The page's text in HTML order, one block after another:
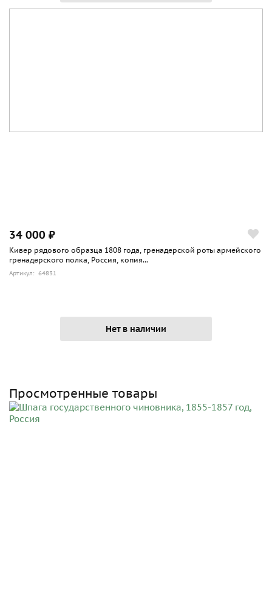
34 000 ₽
Кивер рядового образца 1808 года, гренадерской роты армейского
гренадерского полка, Россия, копия...
Артикул: 64831
Нет в наличии
Просмотренные товары